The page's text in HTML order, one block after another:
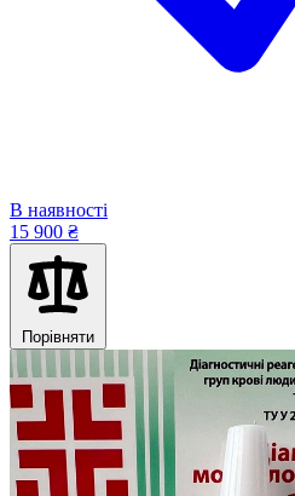
В наявності
15 900 ₴
Порівняти